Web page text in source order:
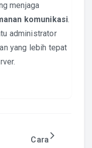
menjaga
komunikasi.
administrator
yang lebih tepat
Cara